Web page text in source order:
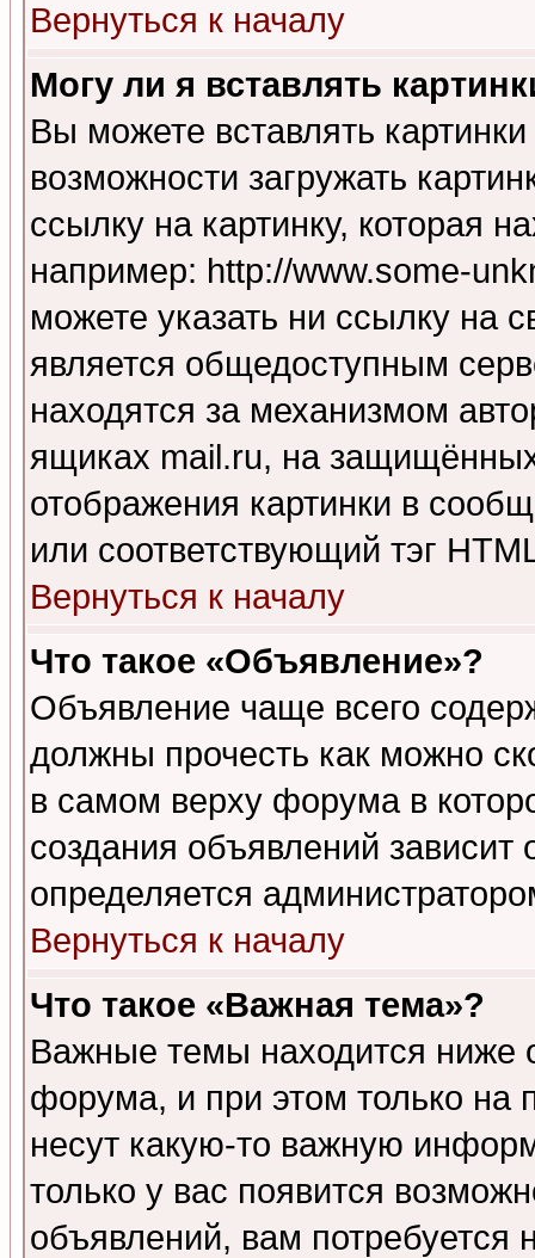
Вернуться к началу
Могу ли я вставлять
Вы можете вставлять
возможности загружать
ссылку на картинку, которая
например: http://www.some-
можете указать ни ссылку на
является общедоступным
находятся за механизмом
ящиках mail.ru, на
отображения картинки в
или соответствующий тэг
Вернуться к началу
Что такое «Объявление»?
Объявление чаще всего
должны прочесть как можно
в самом верху форума в
создания объявлений зависит
определяется
Вернуться к началу
Что такое «Важная тема»?
Важные темы находится ниже
форума, и при этом только на
несут какую-то важную
только у вас появится
объявлений, вам потребуется